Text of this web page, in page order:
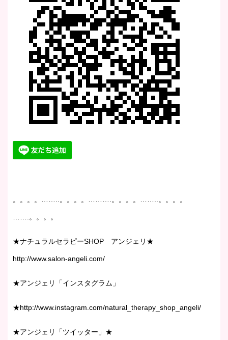
。。。。……..。。。。……….。。。。……..。。。。
…….。。。。
★ナチュラルセラピーSHOP アンジェリ★
http://www.salon-angeli.com/
★アンジェリ「インスタグラム」
★http://www.instagram.com/natural_therapy_shop_angeli/
★アンジェリ「ツイッター」★